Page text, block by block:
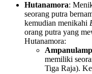
Hutanamora:
seorang putra
kemudian menikahi
orang putra yang
Hutanamora:
memiliki
Tiga Raja).